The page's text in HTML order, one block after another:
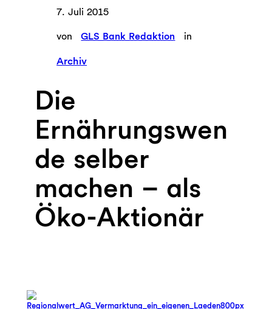
7. Juli 2015
von GLS Bank Redaktion in
Archiv
Die
Ernährungswen
de selber
machen – als
Öko-Aktionär